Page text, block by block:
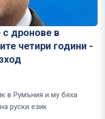
дронове в
четири години -
в Румъния и му бяха
руски език